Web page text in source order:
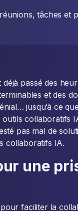
tâches et
passé des
et des
jusqu’à ce
outils collaboratifs
pas mal de
collaboratifs IA.
une
faciliter la